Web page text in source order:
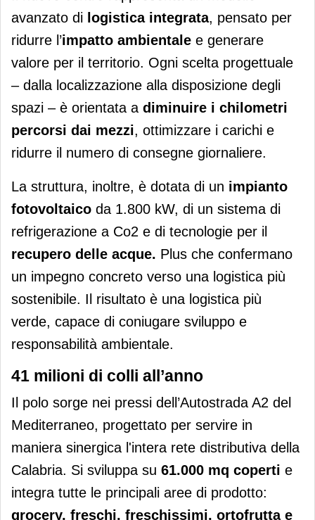
avanzato di logistica integrata, pensato per
ridurre l’impatto ambientale e generare
valore per il territorio. Ogni scelta progettuale
– dalla localizzazione alla disposizione degli
spazi – è orientata a diminuire i chilometri
percorsi dai mezzi, ottimizzare i carichi e
ridurre il numero di consegne giornaliere.
La struttura, inoltre, è dotata di un impianto
fotovoltaico da 1.800 kW, di un sistema di
refrigerazione a Co2 e di tecnologie per il
recupero delle acque. Plus che confermano
un impegno concreto verso una logistica più
sostenibile. Il risultato è una logistica più
verde, capace di coniugare sviluppo e
responsabilità ambientale.
41 milioni di colli all’anno
Il polo sorge nei pressi dell’Autostrada A2 del
Mediterraneo, progettato per servire in
maniera sinergica l'intera rete distributiva della
Calabria. Si sviluppa su 61.000 mq coperti e
integra tutte le principali aree di prodotto:
grocery, freschi, freschissimi, ortofrutta e